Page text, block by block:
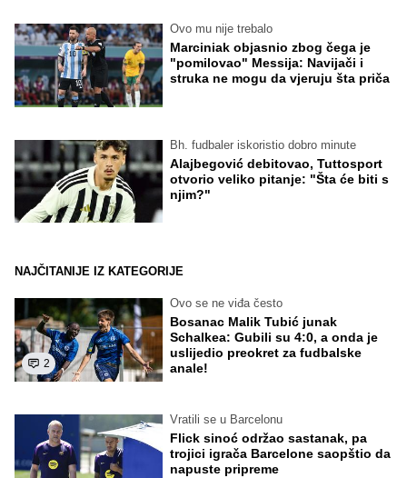
Ovo mu nije trebalo
Marciniak objasnio zbog čega je
"pomilovao" Messija: Navijači i
struka ne mogu da vjeruju šta priča
Bh. fudbaler iskoristio dobro minute
Alajbegović debitovao, Tuttosport
otvorio veliko pitanje: "Šta će biti s
njim?"
NAJČITANIJE IZ KATEGORIJE
2
Ovo se ne viđa često
Bosanac Malik Tubić junak
Schalkea: Gubili su 4:0, a onda je
uslijedio preokret za fudbalske
anale!
Vratili se u Barcelonu
Flick sinoć održao sastanak, pa
trojici igrača Barcelone saopštio da
napuste pripreme